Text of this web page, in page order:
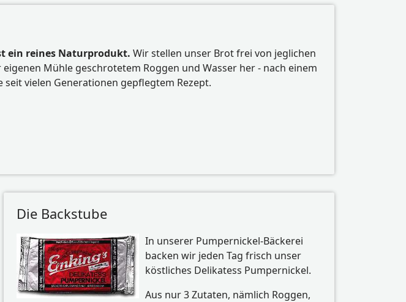
ein reines Naturprodukt. Wir stellen unser Brot frei von jeglichen
Mühle geschrotetem Roggen und Wasser her - nach einem
vielen Generationen gepflegtem Rezept.
Die Backstube
In unserer Pumpernickel-Bäckerei
backen wir jeden Tag frisch unser
köstliches Delikatess Pumpernickel.
Aus nur 3 Zutaten, nämlich Roggen,